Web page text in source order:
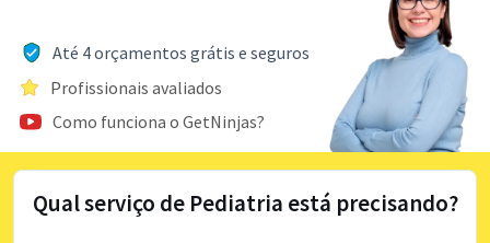
Até 4 orçamentos grátis e seguros
Profissionais avaliados
Como funciona o GetNinjas?
Qual serviço de Pediatria está precisando?